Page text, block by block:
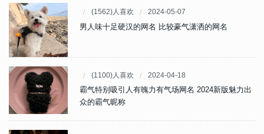
(1562)人喜欢 2024-05-07
男人味十足硬汉的网名 比较豪气潇洒的网名
(1100)人喜欢 2024-04-18
霸气特别吸引人有魄力有气场网名 2024新版魅力出
众的霸气昵称